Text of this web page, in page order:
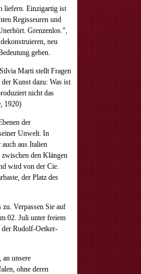
liefern. Einzigartig ist
Regisseuren und
Grenzenlos.",
neu
geben.
Marti stellt Fragen
Kunst dazu: Was ist
nicht das
1920)
der
Unwelt. In
aus Italien
den Klängen
wird von der Cie.
der Platz des
zu. Verpassen Sie auf
02. Juli unter freiem
der Rudolf-Oetker-
an unsere
ohne deren